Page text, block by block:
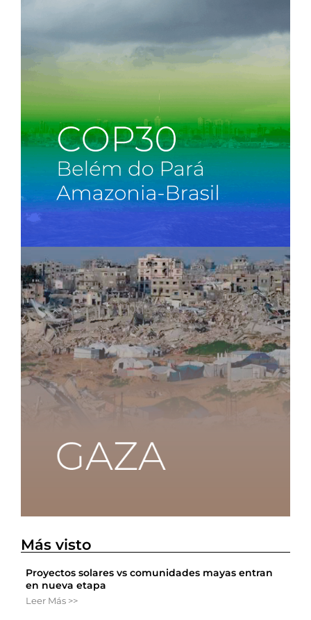
Más visto
Proyectos solares vs comunidades mayas entran
en nueva etapa
Leer Más >>